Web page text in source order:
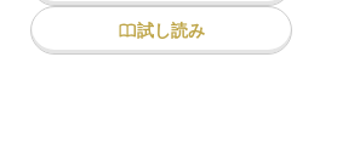
試し読み